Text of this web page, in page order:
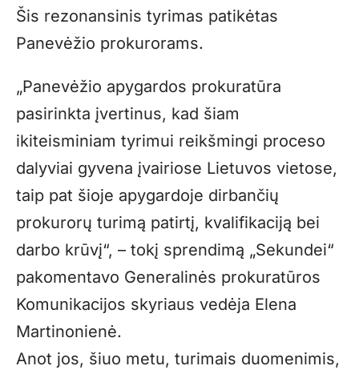
Šis rezonansinis tyrimas patikėtas
Panevėžio prokurorams.
„Panevėžio apygardos prokuratūra
pasirinkta įvertinus, kad šiam
ikiteisminiam tyrimui reikšmingi proceso
dalyviai gyvena įvairiose Lietuvos vietose,
taip pat šioje apygardoje dirbančių
prokurorų turimą patirtį, kvalifikaciją bei
darbo krūvį“, – tokį sprendimą „Sekundei“
pakomentavo Generalinės prokuratūros
Komunikacijos skyriaus vedėja Elena
Martinonienė.
Anot jos, šiuo metu, turimais duomenimis,